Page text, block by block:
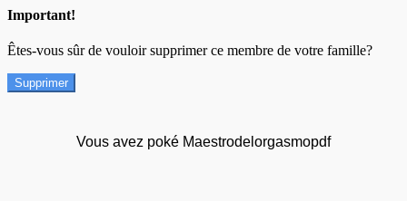
Important!
Êtes-vous sûr de vouloir supprimer ce membre de votre famille?
Supprimer
Vous avez poké Maestrodelorgasmopdf